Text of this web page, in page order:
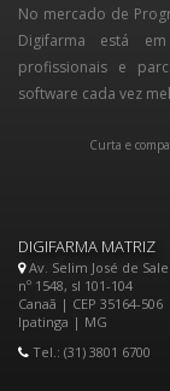
No mercado de
Digifarma está
profissionais e
software cada vez
Curta e
DIGIFARMA MATRIZ
Av. Selim José de
nº 1548, sl 101-104
Canaã | CEP 35164-506
Ipatinga | MG
Tel.: (31) 3801 6700